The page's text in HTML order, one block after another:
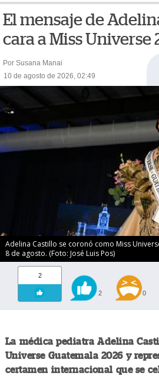
El mensaje de
cara a Miss Universe
Por Susana Manai
10 de agosto de 2026, 02:49
Adelina Castillo se coronó como Miss
8 de agosto. (Foto: José Luis Pos)
2
2 0
La médica pediatra Adelina
Universe Guatemala 2026 y
certamen internacional que se